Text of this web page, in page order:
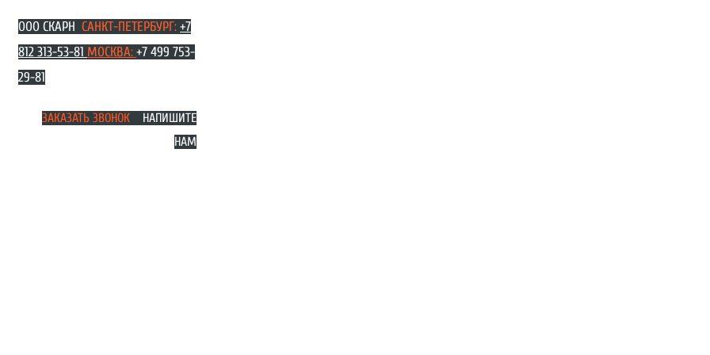
Перейти
содержимому
ООО СКАРН САНКТ-ПЕТЕРБУРГ: +7
812 313-53-81 МОСКВА: +7 499 753-
29-81
ЗАКАЗАТЬ ЗВОНОК
НАПИШИТЕ
НАМ